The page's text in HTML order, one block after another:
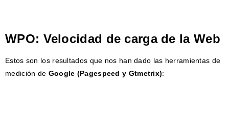
WPO: Velocidad de carga de la Web
Estos son los resultados que nos han dado las herramientas de
medición de Google (Pagespeed y Gtmetrix):